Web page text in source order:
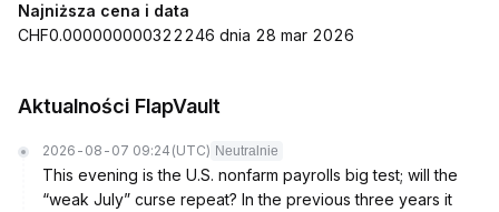
Najniższa cena i data
CHF0.000000000322246 dnia 28 mar 2026
Aktualności FlapVault
2026-08-07 09:24 (UTC) Neutralnie
This evening is the U.S. nonfarm payrolls big test; will the
“weak July” curse repeat? In the previous three years it